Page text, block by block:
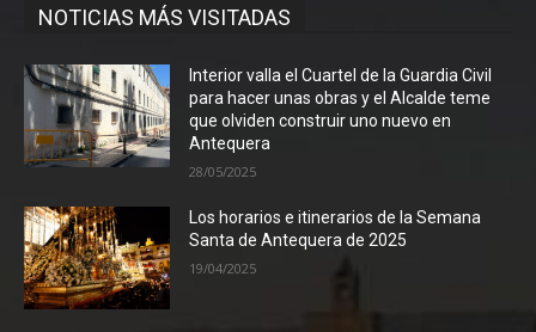
NOTICIAS MÁS VISITADAS
Interior valla el Cuartel de la Guardia Civil
para hacer unas obras y el Alcalde teme
que olviden construir uno nuevo en
Antequera
28/05/2025
Los horarios e itinerarios de la Semana
Santa de Antequera de 2025
19/04/2025